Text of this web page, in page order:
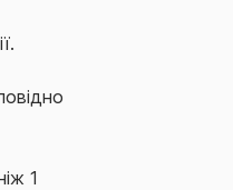
1